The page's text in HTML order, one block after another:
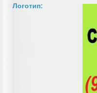
Логотип: